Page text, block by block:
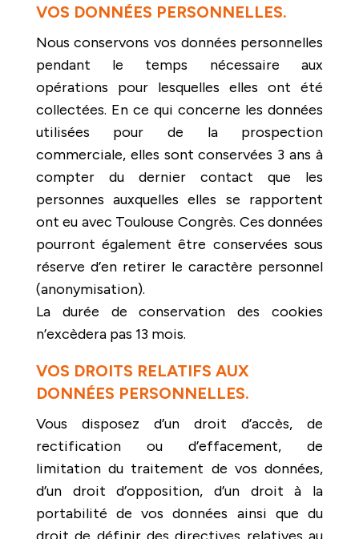
VOS DONNÉES PERSONNELLES.
Nous conservons vos données personnelles
pendant le temps nécessaire aux
opérations pour lesquelles elles ont été
collectées. En ce qui concerne les données
utilisées pour de la prospection
commerciale, elles sont conservées 3 ans à
compter du dernier contact que les
personnes auxquelles elles se rapportent
ont eu avec Toulouse Congrès. Ces données
pourront également être conservées sous
réserve d’en retirer le caractère personnel
(anonymisation).
La durée de conservation des cookies
n’excèdera pas 13 mois.
VOS DROITS RELATIFS AUX
DONNÉES PERSONNELLES.
Vous disposez d’un droit d’accès, de
rectification ou d’effacement, de
limitation du traitement de vos données,
d’un droit d’opposition, d’un droit à la
portabilité de vos données ainsi que du